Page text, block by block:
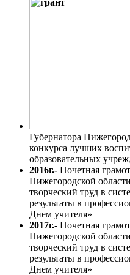
Губернатора
конкурса лучших
образовательных
2016г.- Почетная
Нижегородской
творческий труд в
результаты в
Днем учителя»
2017г.- Почетная
Нижегородской
творческий труд в
результаты в
Днем учителя»